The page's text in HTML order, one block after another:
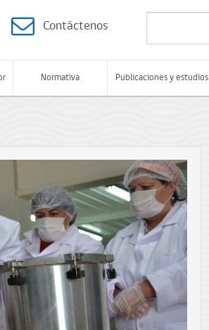
Contáctenos
Normativa Publicaciones y estudios